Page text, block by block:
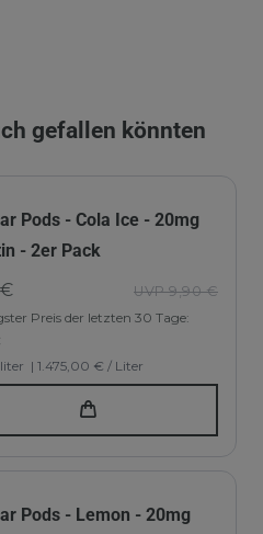
gefallen könnten
Pods - Cola Ice - 20mg
- 2er Pack
UVP 9,90 €
Preis der letzten 30 Tage:
| 1.475,00 € / Liter
Pods - Lemon - 20mg